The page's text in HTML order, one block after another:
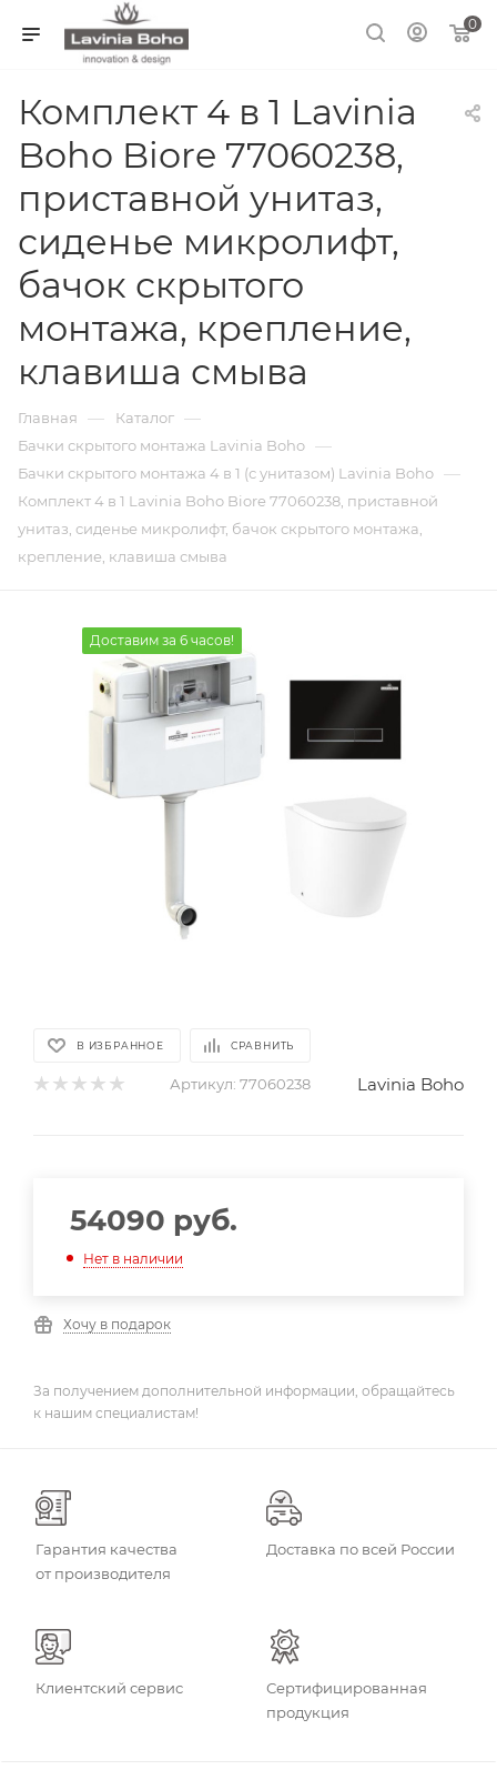
0
Комплект 4 в 1 Lavinia
Boho Biore 77060238,
приставной унитаз,
сиденье микролифт,
бачок скрытого
монтажа, крепление,
клавиша смыва
Главная — Каталог —
Бачки скрытого монтажа Lavinia Boho —
Бачки скрытого монтажа 4 в 1 (с унитазом) Lavinia Boho —
Комплект 4 в 1 Lavinia Boho Biore 77060238, приставной
унитаз, сиденье микролифт, бачок скрытого монтажа,
крепление, клавиша смыва
Доставим за 6 часов!
В ИЗБРАННОЕ СРАВНИТЬ
Артикул: 77060238 Lavinia Boho
54090 руб.
Нет в наличии
Хочу в подарок
За получением дополнительной информации, обращайтесь
к нашим специалистам!
Гарантия качества
от производителя
Доставка по всей России
Клиентский сервис
Сертифицированная
продукция